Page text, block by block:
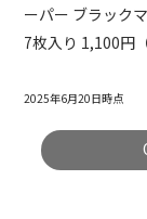
ーパー ブラックマ
7枚入り 1,100円
2025年6月20日時点